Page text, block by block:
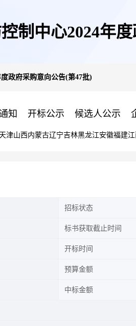
制中心2024年
政府采购意向公告(第47批)
知 开标公示 候选人公示
天津山西内蒙古辽宁吉林黑龙江安徽福建江
招标状态
标书获取截止时间
开标时间
预算金额
中标金额